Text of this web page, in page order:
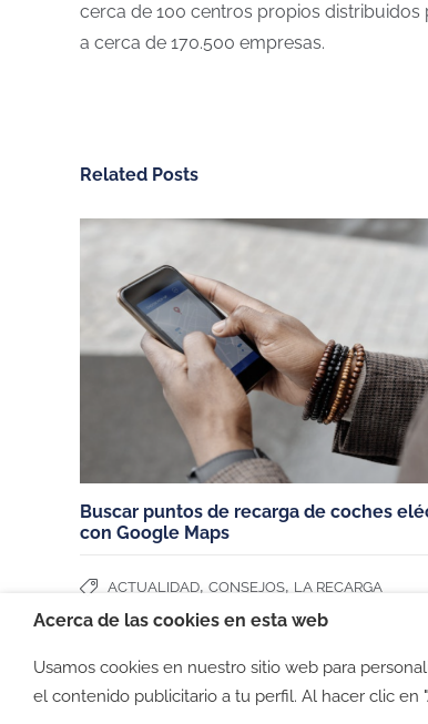
cerca de 100 centros propios
a cerca de 170.500 empresas.
Related Posts
Buscar puntos de recarga de coches
con Google Maps
ACTUALIDAD, CONSEJOS, LA RECARGA
Sobre ChargeGuru
Trabaja con nosotros
PRENSA
Español (España)
Vivienda
Hoteles,
comercios
Miembros de:
©2026 -Política de
Acerca de las cookies en esta web
Usamos cookies en nuestro sitio web para
el contenido publicitario a tu perfil. Al hacer clic en